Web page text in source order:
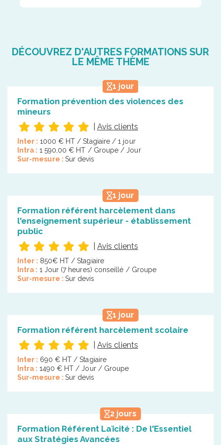
DÉCOUVREZ D'AUTRES FORMATIONS SUR
LE MÊME THÈME
1 jour
Formation prévention des violences des
mineurs
Avis clients
Inter : 1000 € HT / Stagiaire / 1 jour
Intra : 1 590,00 € HT / Groupe / Jour
Sur-mesure : Sur devis
1 jour
Formation référent harcèlement dans
l'enseignement supérieur - établissement
public
Avis clients
Inter : 850€ HT / Stagiaire
Intra : 1 Jour (7 heures) conseillé / Groupe
Sur-mesure : Sur devis
1 jour
Formation référent harcèlement scolaire
Avis clients
Inter : 690 € HT / Stagiaire
Intra : 1490 € HT / Jour / Groupe
Sur-mesure : Sur devis
2 jours
Formation Référent Laïcité : De l'Essentiel
aux Stratégies Avancées